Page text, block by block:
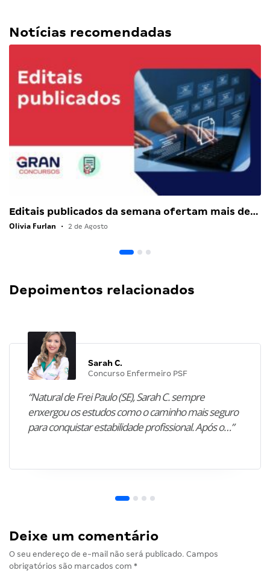
Notícias recomendadas
Editais publicados da semana ofertam mais de…
Olivia Furlan • 2 de Agosto
Depoimentos relacionados
Sarah C.
Concurso Enfermeiro PSF
“Natural de Frei Paulo (SE), Sarah C. sempre
enxergou os estudos como o caminho mais seguro
para conquistar estabilidade profissional. Após o…”
Deixe um comentário
O seu endereço de e-mail não será publicado. Campos
obrigatórios são marcados com *